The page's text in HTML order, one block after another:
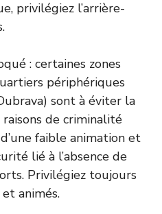
privilégiez l’arrière-
: certaines zones
périphériques
sont à éviter la
de criminalité
faible animation et
lié à l’absence de
Privilégiez toujours
animés.